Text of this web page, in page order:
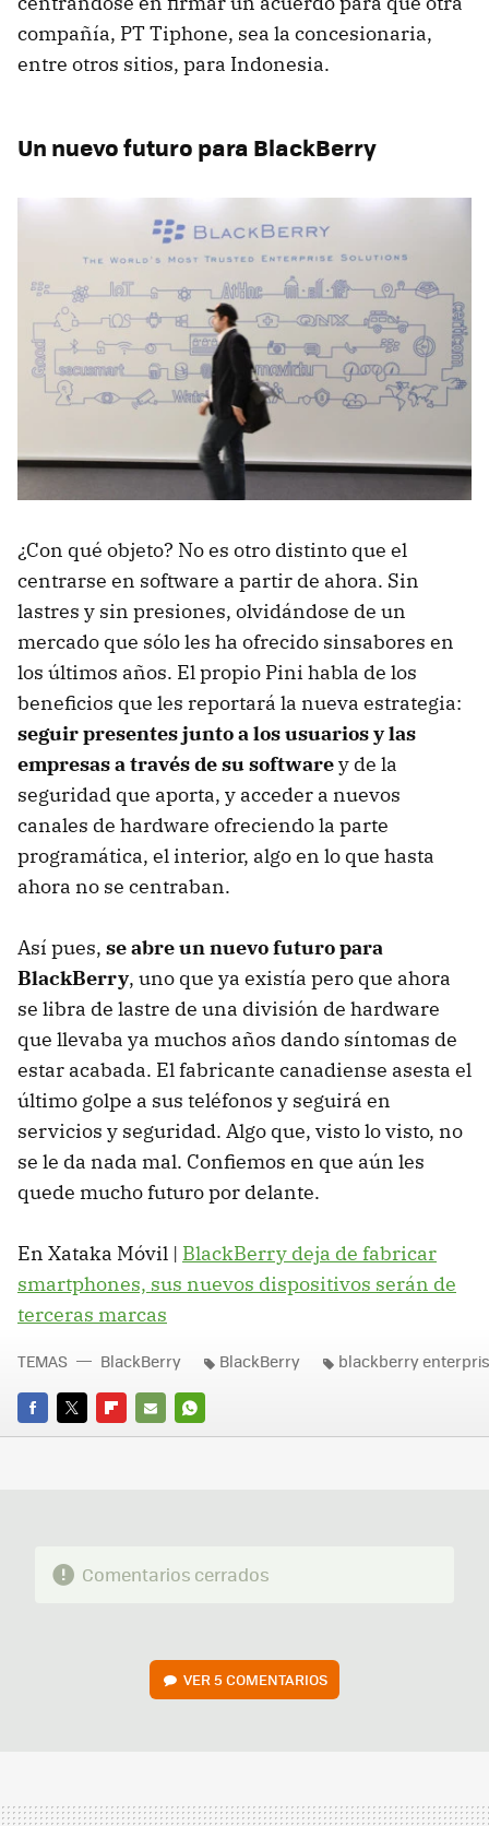
compañía, PT Tiphone, sea la concesionaria,
entre otros sitios, para Indonesia.
Un nuevo futuro para BlackBerry
¿Con qué objeto? No es otro distinto que el
centrarse en software a partir de ahora. Sin
lastres y sin presiones, olvidándose de un
mercado que sólo les ha ofrecido sinsabores en
los últimos años. El propio Pini habla de los
beneficios que les reportará la nueva estrategia:
seguir presentes junto a los usuarios y las
empresas a través de su softwarey de la
seguridad que aporta, y acceder a nuevos
canales de hardware ofreciendo la parte
programática, el interior, algo en lo que hasta
ahora no se centraban.
Así pues, se abre un nuevo futuro para
BlackBerry, uno que ya existía pero que ahora
se libra de lastre de una división de hardware
que llevaba ya muchos años dando síntomas de
estar acabada. El fabricante canadiense asesta el
último golpe a sus teléfonos y seguirá en
servicios y seguridad. Algo que, visto lo visto, no
se le da nada mal. Confiemos en que aún les
quede mucho futuro por delante.
En Xataka Móvil | BlackBerry deja de fabricar
smartphones, sus nuevos dispositivos serán de
terceras marcas
FACEBOOK
TWITTERFLIPBOARD
E-
WHATSAPP
TEMAS BlackBerry BlackBerry blackberry
Comentarios cerrados
VER 5 COMENTARIOS